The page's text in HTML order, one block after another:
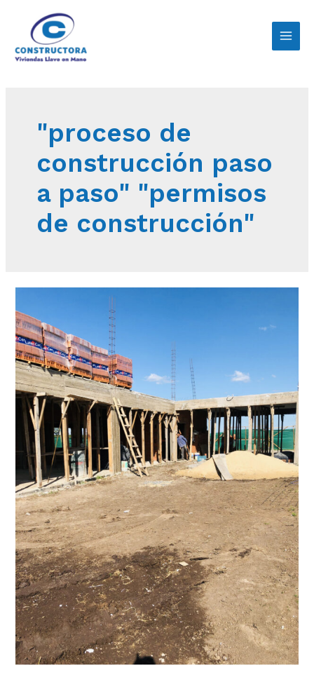
"proceso de
construcción paso
a paso" "permisos
de construcción"